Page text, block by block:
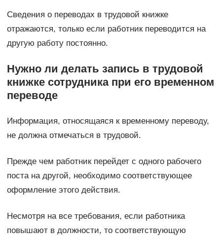
Сведения о переводах в трудовой книжке
отражаются, только если работник переводится на
другую работу постоянно.
Нужно ли делать запись в трудовой
книжке сотрудника при его временном
переводе
Информация, относящаяся к временному переводу,
не должна отмечаться в трудовой.
Прежде чем работник перейдет с одного рабочего
поста на другой, необходимо соответствующее
оформление этого действия.
Несмотря на все требования, если работника
повышают в должности, то соответствующую